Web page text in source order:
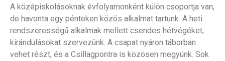
A középiskolásoknak évfolyamonként külön csoportja van,
de havonta egy pénteken közös alkalmat tartunk. A heti
rendszerességű alkalmak mellett csendes hétvégéket,
kirándulásokat szervezünk. A csapat nyáron táborban
vehet részt, és a Csillagpontra is közösen megyünk. Sok